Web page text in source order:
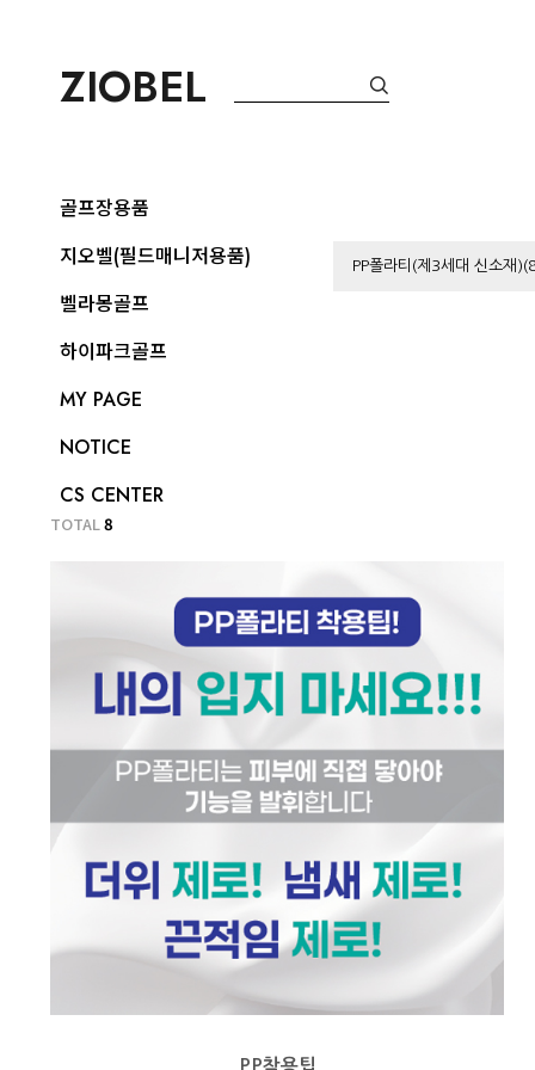
ZIOBEL
골프장용품
지오벨(필드매니저용품)
벨라몽골프
하이파크골프
MY PAGE
NOTICE
CS CENTER
PP폴라티(제3세대 신소재
TOTAL8
PP착용팁